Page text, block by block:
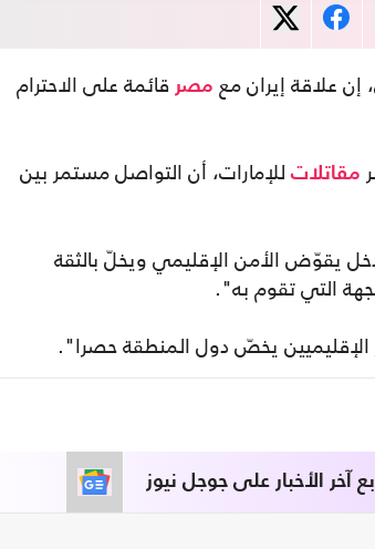
إن علاقة إيران مع مصر قائمة على الاحترام
مقاتلات للإمارات، أن التواصل مستمر بين
يقوّض الأمن الإقليمي ويخلّ بالثقة
التي تقوم به".
الإقليميين يخصّ دول المنطقة حصرا".
آخر الأخبار على جوجل نيوز